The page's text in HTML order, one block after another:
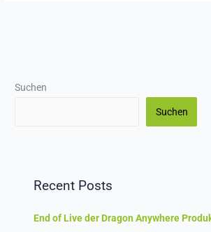
Suchen
Suchen
Recent Posts
End of Live der Dragon Anywhere